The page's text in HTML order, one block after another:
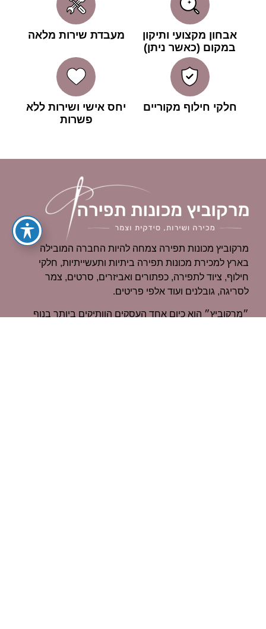
אבחון מקצועי ותיקון
במקום (כאשר ניתן)
מעבדת שירות מלאה
חלקי חילוף מקוריים
יחס אישי ושירות ללא
פשרות
מרקוביץ מכונות תפירה צמחה להיות החברה המובילה
בארץ למכירת מכונות תפירה ביתיות ותעשייתיות, חלקי
חילוף, ציוד לתפירה, כפתורים ואביזרים, סרטים, צמר
לסריגה, גובלנים ועוד אלפי פריטים.
״מרקוביץ״ הוא כיום אחד העסקים הוותיקים ביותר בנוף